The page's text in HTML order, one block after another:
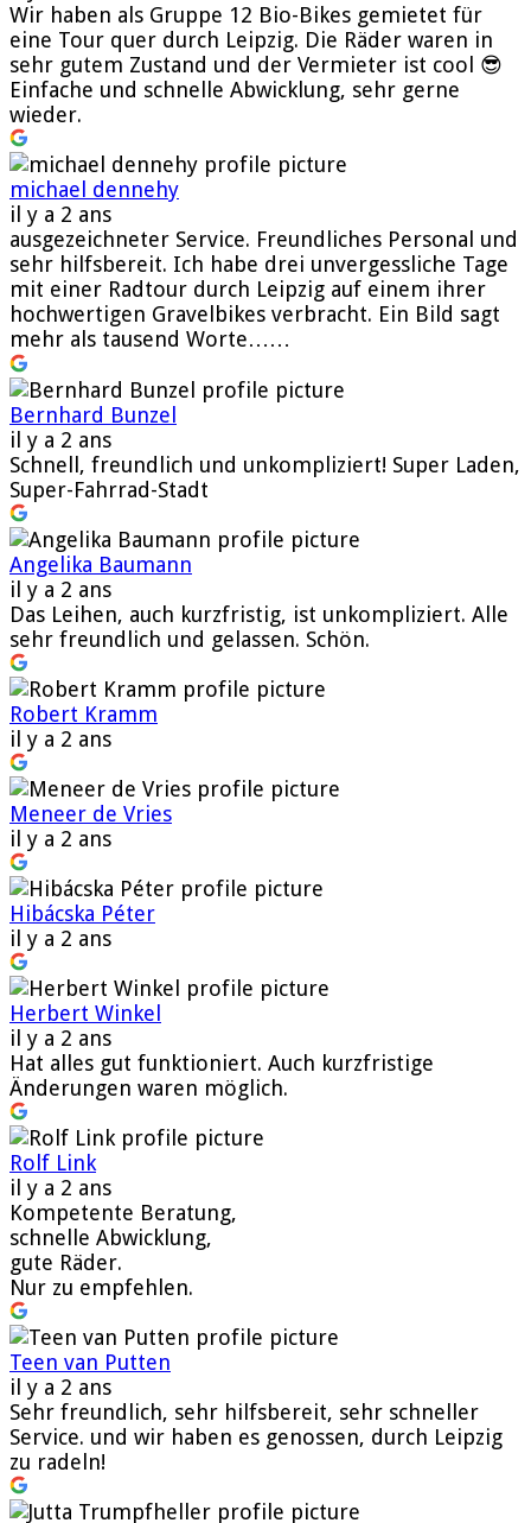
Wir haben als Gruppe 12 Bio-Bikes gemietet für
eine Tour quer durch Leipzig. Die Räder waren in
sehr gutem Zustand und der Vermieter ist cool 😎
Einfache und schnelle Abwicklung, sehr gerne
wieder.
michael dennehy
il y a 2 ans
ausgezeichneter Service. Freundliches Personal und
sehr hilfsbereit. Ich habe drei unvergessliche Tage
mit einer Radtour durch Leipzig auf einem ihrer
hochwertigen Gravelbikes verbracht. Ein Bild sagt
mehr als tausend Worte……
Bernhard Bunzel
il y a 2 ans
Schnell, freundlich und unkompliziert! Super Laden,
Super-Fahrrad-Stadt
Angelika Baumann
il y a 2 ans
Das Leihen, auch kurzfristig, ist unkompliziert. Alle
sehr freundlich und gelassen. Schön.
Robert Kramm
il y a 2 ans
Meneer de Vries
il y a 2 ans
Hibácska Péter
il y a 2 ans
Herbert Winkel
il y a 2 ans
Hat alles gut funktioniert. Auch kurzfristige
Änderungen waren möglich.
Rolf Link
il y a 2 ans
Kompetente Beratung,
schnelle Abwicklung,
gute Räder.
Nur zu empfehlen.
Teen van Putten
il y a 2 ans
Sehr freundlich, sehr hilfsbereit, sehr schneller
Service. und wir haben es genossen, durch Leipzig
zu radeln!